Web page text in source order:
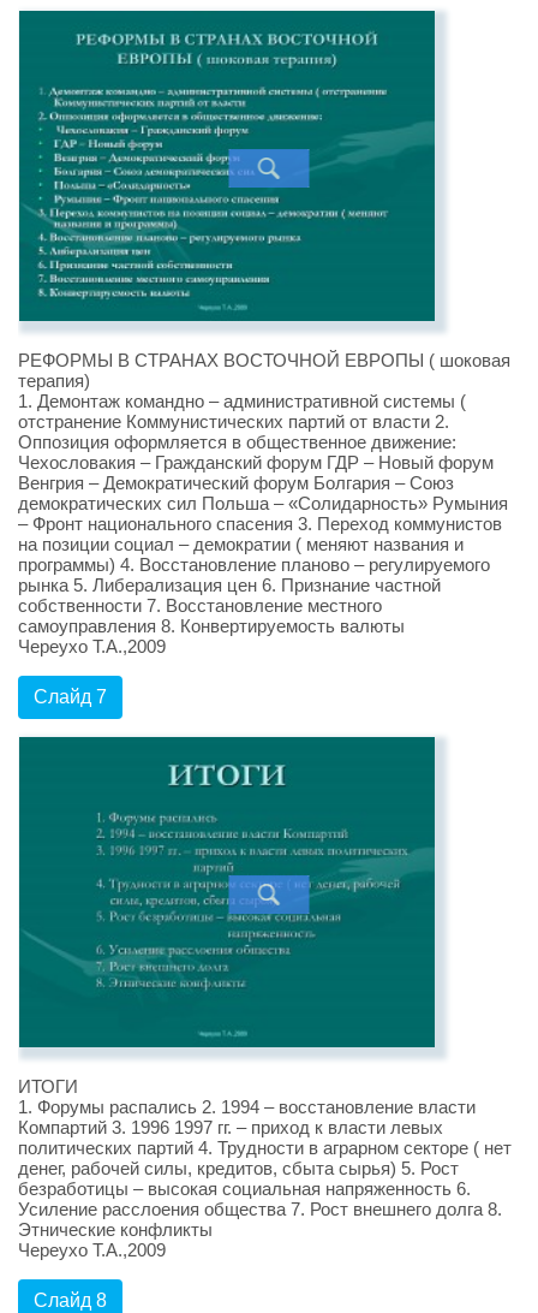
РЕФОРМЫ В СТРАНАХ ВОСТОЧНОЙ ЕВРОПЫ ( шоковая
терапия)
1. Демонтаж командно – административной системы (
отстранение Коммунистических партий от власти 2.
Оппозиция оформляется в общественное движение:
Чехословакия – Гражданский форум ГДР – Новый форум
Венгрия – Демократический форум Болгария – Союз
демократических сил Польша – «Солидарность» Румыния
– Фронт национального спасения 3. Переход коммунистов
на позиции социал – демократии ( меняют названия и
программы) 4. Восстановление планово – регулируемого
рынка 5. Либерализация цен 6. Признание частной
собственности 7. Восстановление местного
самоуправления 8. Конвертируемость валюты
Череухо Т.А.,2009
Слайд 7
ИТОГИ
1. Форумы распались 2. 1994 – восстановление власти
Компартий 3. 1996 1997 гг. – приход к власти левых
политических партий 4. Трудности в аграрном секторе ( нет
денег, рабочей силы, кредитов, сбыта сырья) 5. Рост
безработицы – высокая социальная напряженность 6.
Усиление расслоения общества 7. Рост внешнего долга 8.
Этнические конфликты
Череухо Т.А.,2009
Слайд 8